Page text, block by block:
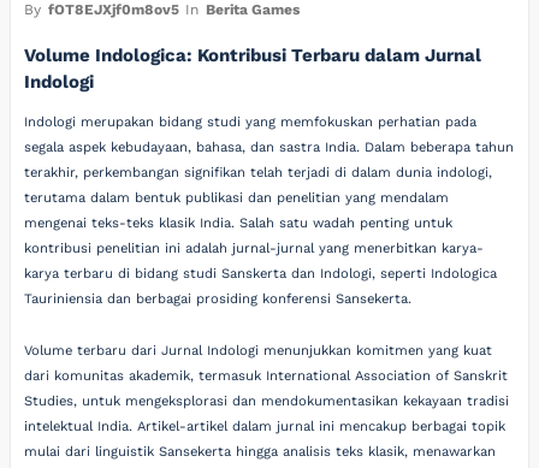
By fOT8EJXjf0m8ov5 In Berita Games
Volume Indologica: Kontribusi Terbaru dalam Jurnal
Indologi
Indologi merupakan bidang studi yang memfokuskan perhatian pada
segala aspek kebudayaan, bahasa, dan sastra India. Dalam beberapa tahun
terakhir, perkembangan signifikan telah terjadi di dalam dunia indologi,
terutama dalam bentuk publikasi dan penelitian yang mendalam
mengenai teks-teks klasik India. Salah satu wadah penting untuk
kontribusi penelitian ini adalah jurnal-jurnal yang menerbitkan karya-
karya terbaru di bidang studi Sanskerta dan Indologi, seperti Indologica
Tauriniensia dan berbagai prosiding konferensi Sansekerta.
Volume terbaru dari Jurnal Indologi menunjukkan komitmen yang kuat
dari komunitas akademik, termasuk International Association of Sanskrit
Studies, untuk mengeksplorasi dan mendokumentasikan kekayaan tradisi
intelektual India. Artikel-artikel dalam jurnal ini mencakup berbagai topik
mulai dari linguistik Sansekerta hingga analisis teks klasik, menawarkan